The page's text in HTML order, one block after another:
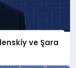
ve Şara